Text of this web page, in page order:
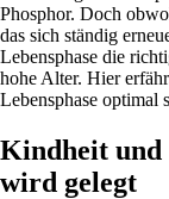
Phosphor. Doch
das sich ständig
Lebensphase die
hohe Alter. Hier
Lebensphase optimal
Kindheit und
wird gelegt